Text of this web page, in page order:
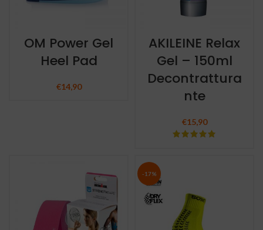
OM Power Gel
Heel Pad
€14,90
AKILEINE Relax
Gel – 150ml
Decontrattura
nte
€15,90
-17%